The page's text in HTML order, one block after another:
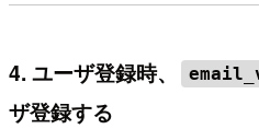
4. ユーザ登録時、
ザ登録する